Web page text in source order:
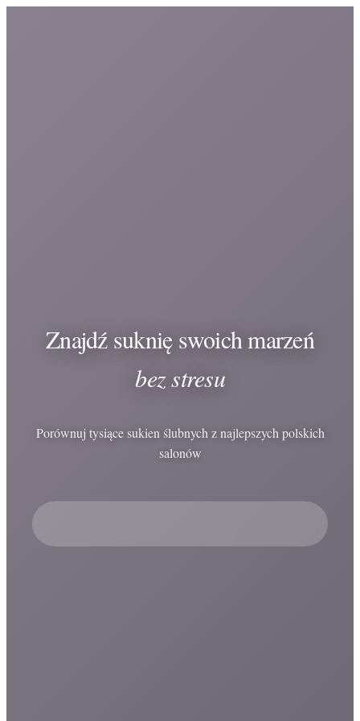
Znajdź suknię swoich marzeń
bez stresu
Porównuj tysiące sukien ślubnych z najlepszych polskich
salonów